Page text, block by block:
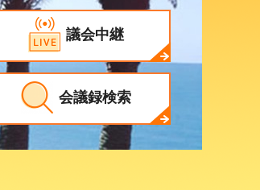
議会中継
会議録検索